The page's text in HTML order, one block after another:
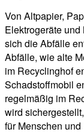
Von Altpapier,
Elektrogeräte
sich die Abfälle
Abfälle, wie alte
im Recyclinghof
Schadstoffmobil
regelmäßig im
wird
für Menschen